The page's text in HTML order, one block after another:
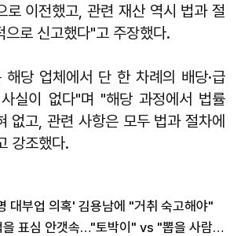
로 이전했고, 관련 재산 역시 법과 절
으로 신고했다"고 주장했다.
당 업체에서 단 한 차례의 배당·급
실이 없다"며 "해당 과정에서 법률
없고, 관련 사항은 모두 법과 절차에
강조했다.
대부업 의혹' 김용남에 "거취 숙고해야"
최대 격전지 평택을 표심 안갯속…"토박이" vs "뽑을 사람 없어"